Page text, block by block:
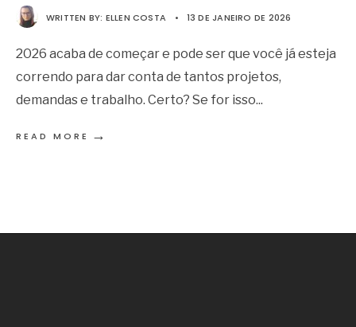
WRITTEN BY: ELLEN COSTA • 13 DE JANEIRO DE 2026
2026 acaba de começar e pode ser que você já esteja
correndo para dar conta de tantos projetos,
demandas e trabalho. Certo? Se for isso...
READ MORE →